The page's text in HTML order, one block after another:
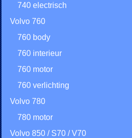
740 electrisch
Volvo 760
760 body
760 interieur
760 motor
760 verlichting
Volvo 780
780 motor
Volvo 850 / S70 / V70